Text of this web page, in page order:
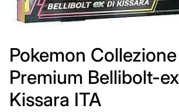
Pokemon Collezione
Premium Bellibolt-
Kissara ITA